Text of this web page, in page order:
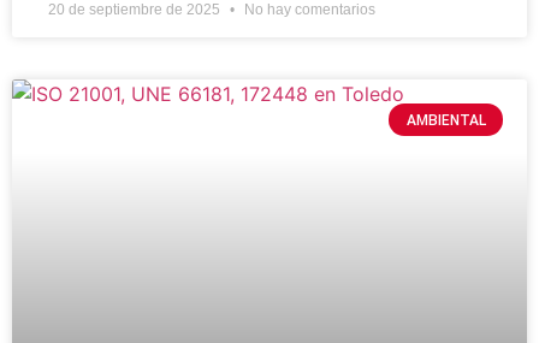
20 de septiembre de 2025 No hay comentarios
AMBIENTAL